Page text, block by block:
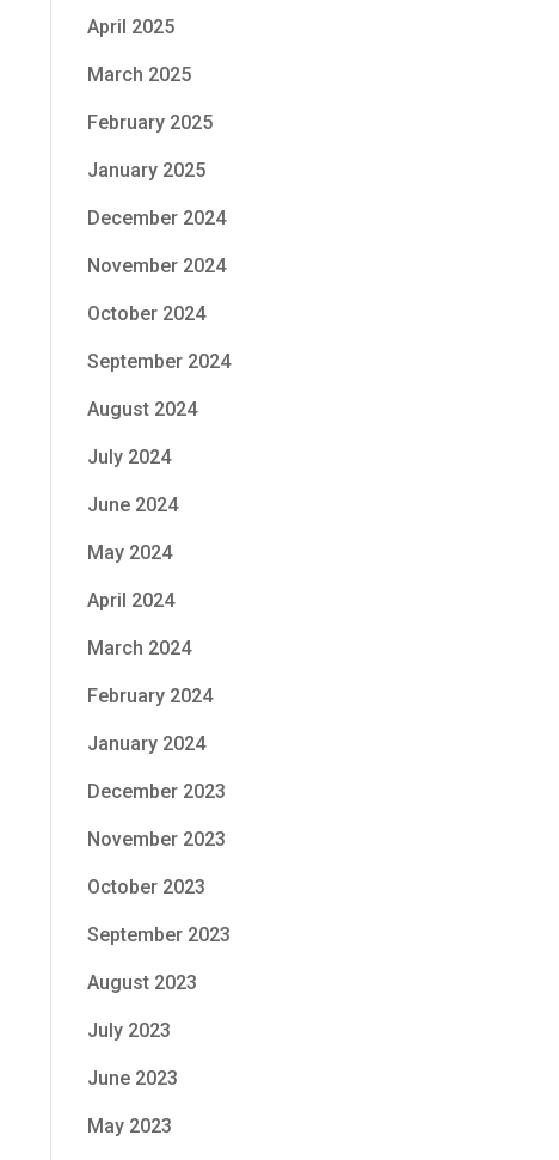
April 2025
March 2025
February 2025
January 2025
December 2024
November 2024
October 2024
September 2024
August 2024
July 2024
June 2024
May 2024
April 2024
March 2024
February 2024
January 2024
December 2023
November 2023
October 2023
September 2023
August 2023
July 2023
June 2023
May 2023